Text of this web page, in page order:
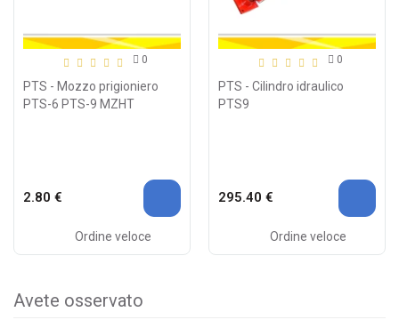
0
PTS - Mozzo prigioniero
PTS-6 PTS-9 MZHT
2.80 €
Ordine veloce
0
PTS - Cilindro idraulico
PTS9
295.40 €
Ordine veloce
Avete osservato